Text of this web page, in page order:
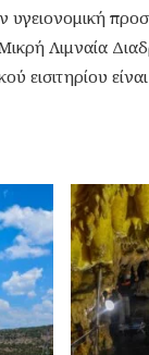
υγειονομική
Λιμναία
εισιτηρίου